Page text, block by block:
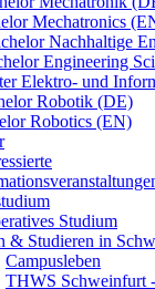
Mechatronics
Nachhaltige
Engineering
Elektro- und
Robotik (DE)
Robotics (EN)
Studium
& Studieren in
Campusleben
THWS Schweinfurt